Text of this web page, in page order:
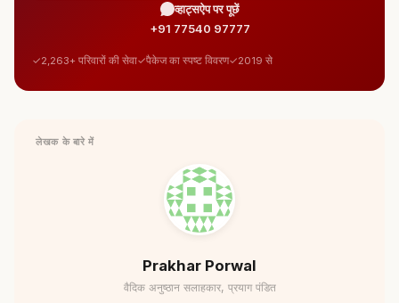
व्हाट्सऐप पर पूछें
+91 77540 97777
2,263+ परिवारों की सेवा पैकेज का स्पष्ट विवरण 2019 से
लेखक के बारे में
Prakhar Porwal
वैदिक अनुष्ठान सलाहकार, प्रयाग पंडित